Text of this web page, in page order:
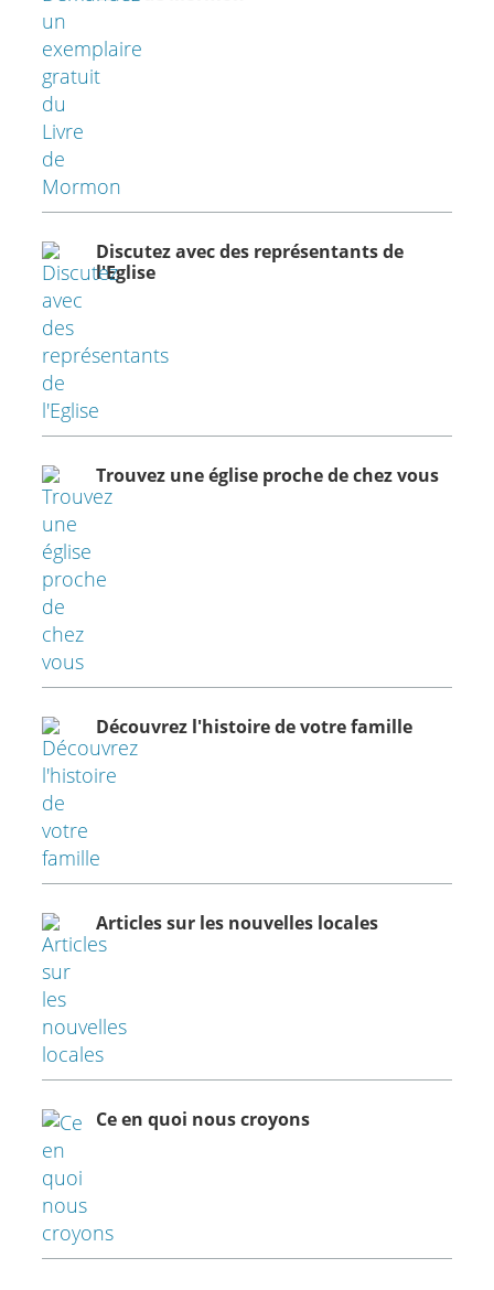
Discutez avec des représentants de
l'Eglise
Trouvez une église proche de chez vous
Découvrez l'histoire de votre famille
Articles sur les nouvelles locales
Ce en quoi nous croyons